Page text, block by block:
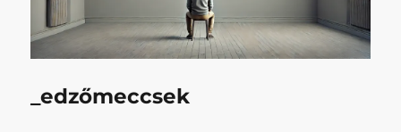
_edzőmeccsek